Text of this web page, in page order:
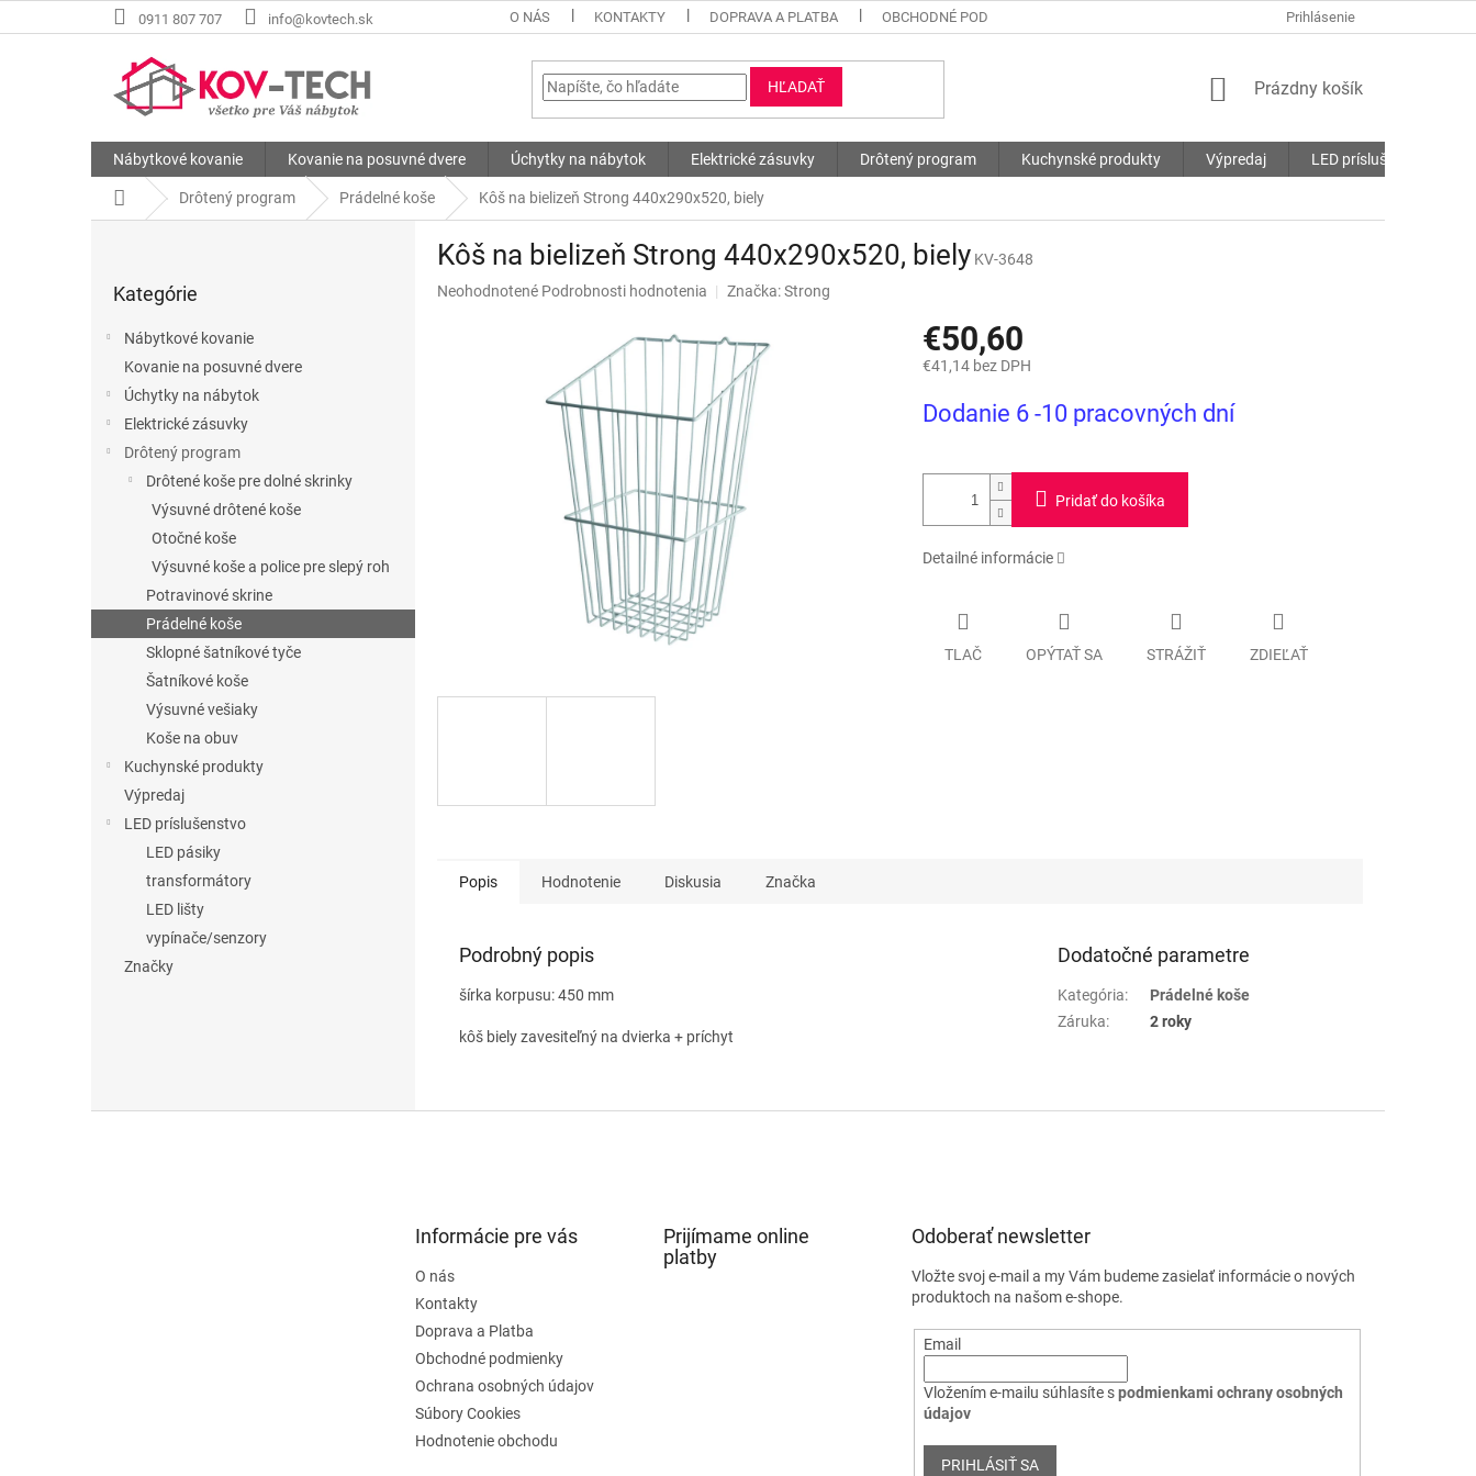
na
0911 807 707 info@kovtech.sk O NÁS KONTAKTY DOPRAVA A PLATBA OBCHODNÉ PODMIENKY SÚBORY COOKIES
Prihlásenie
HĽADAŤ
NÁKUPNÝ
Prázdny košík
Nábytkové kovanie Kovanie na posuvné dvere Úchytky na nábytok Elektrické zásuvky Drôtený program Kuchynské produkty Výpredaj LED príslušenstvo
DomovDrôtený program Prádelné koše Kôš na bielizeň Strong 440x290x520, biely
kategórie
Kategórie
Nábytkové kovanie
Kovanie na posuvné dvere
Úchytky na nábytok
Elektrické zásuvky
Drôtený program
Drôtené koše pre dolné skrinky
Výsuvné drôtené koše
Otočné koše
Výsuvné koše a police pre slepý roh
Potravinové skrine
Prádelné koše
Sklopné šatníkové tyče
Šatníkové koše
Výsuvné vešiaky
Koše na obuv
Kuchynské produkty
Výpredaj
LED príslušenstvo
LED pásiky
transformátory
LED lišty
vypínače/senzory
Značky
Kôš na bielizeň Strong 440x290x520, biely KV-3648
Priemerné
Neohodnotené Podrobnosti hodnotenia Značka:Strong
€50,60
€41,14 bez DPH
cena:
Dodanie 6 -10 pracovných dní
Pridať do košíka
Detailné informácie
TLAČ OPÝTAŤ SA STRÁŽIŤ ZDIEĽAŤ
Popis Hodnotenie Diskusia Značka
Podrobný popis
šírka korpusu: 450 mm
kôš biely zavesiteľný na dvierka + príchyt
Dodatočné parametre
Kategória:
Prádelné koše
Záruka: 2 roky
Informácie pre vás
O nás
Kontakty
Doprava a Platba
Obchodné podmienky
Ochrana osobných údajov
Súbory Cookies
Hodnotenie obchodu
Prijímame online
platby
Odoberať newsletter
Vložte svoj e-mail a my Vám budeme zasielať informácie o nových
produktoch na našom e-shope.
Email
Vložením e-mailu súhlasíte spodmienkami ochrany osobných
údajov
PRIHLÁSIŤ SA